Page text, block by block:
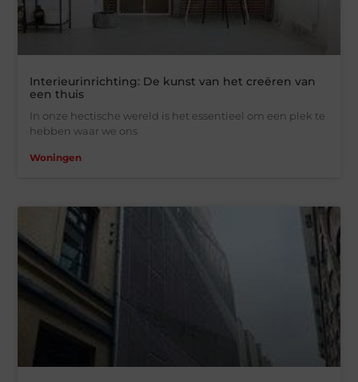
Interieurinrichting: De kunst van het creëren van
een thuis
In onze hectische wereld is het essentieel om een plek te
hebben waar we ons
Woningen